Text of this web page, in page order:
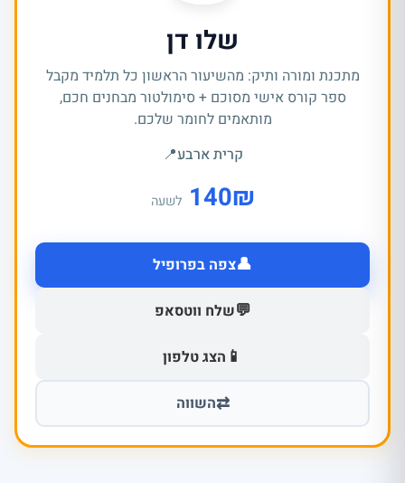
שלו דן
מתכנת ומורה ותיק: מהשיעור הראשון כל תלמיד מקבל
ספר קורס אישי מסוכם + סימולטור מבחנים חכם,
מותאמים לחומר שלכם.
קרית ארבע📍
₪
140 לשעה
👤צפה בפרופיל
💬שלח ווטסאפ
📱 הצג טלפון
⇄השווה